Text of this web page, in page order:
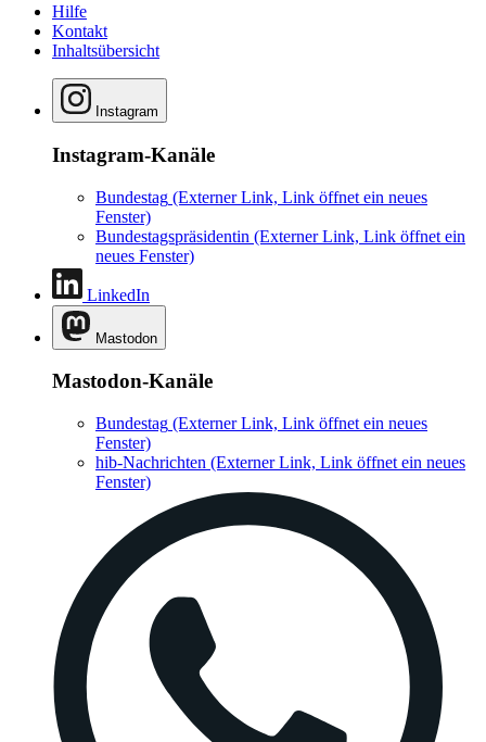
Hilfe
Kontakt
Inhaltsübersicht
Instagram
Instagram-Kanäle
Bundestag (Externer Link, Link öffnet ein neues
Fenster)
Bundestagspräsidentin (Externer Link, Link öffnet ein
neues Fenster)
LinkedIn
Mastodon
Mastodon-Kanäle
Bundestag (Externer Link, Link öffnet ein neues
Fenster)
hib-Nachrichten (Externer Link, Link öffnet ein neues
Fenster)